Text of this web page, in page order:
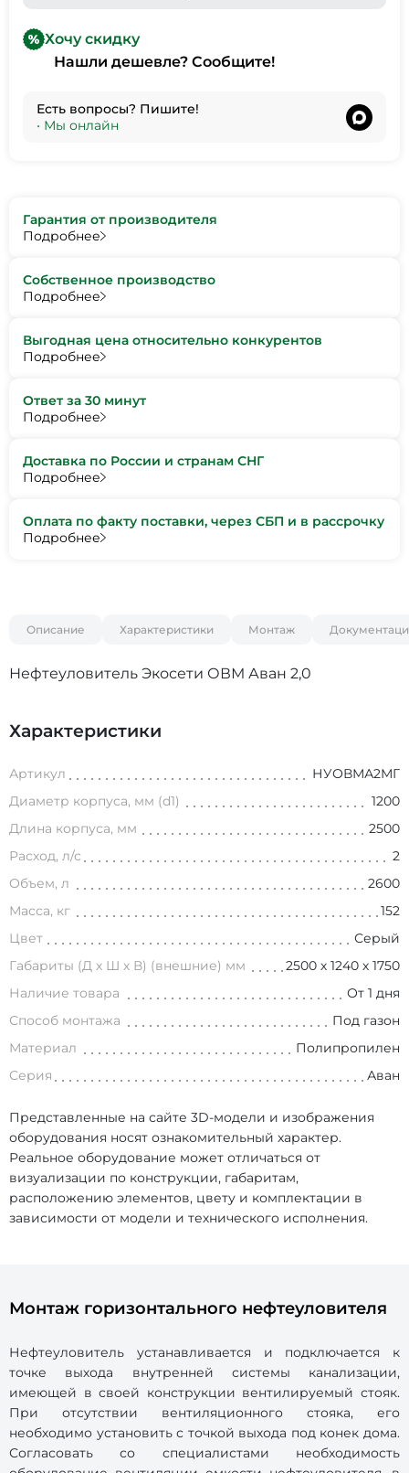
Хочу скидку
Нашли дешевле? Сообщите!
Есть вопросы? Пишите!
• Мы онлайн
Гарантия от производителя
Подробнее
Собственное производство
Подробнее
Выгодная цена относительно конкурентов
Подробнее
Ответ за 30 минут
Подробнее
Доставка по России и странам СНГ
Подробнее
Оплата по факту поставки, через СБП и в рассрочку
Подробнее
Описание Характеристики Монтаж
Нефтеуловитель Экосети ОВМ Аван 2,0
Характеристики
Артикул
НУОВМА2МГ
Диаметр корпуса, мм (d1)
1200
Длина корпуса, мм
2500
Расход, л/с
2
Объем, л
2600
Масса, кг
152
Цвет
Серый
Габариты (Д х Ш х В) (внешние) мм
2500 х 1240 х 1750
Наличие товара
От 1 дня
Способ монтажа
Под газон
Материал
Полипропилен
Серия
Аван
Представленные на сайте 3D-модели и изображения
оборудования носят ознакомительный характер.
Реальное оборудование может отличаться от
визуализации по конструкции, габаритам,
расположению элементов, цвету и комплектации в
зависимости от модели и технического исполнения.
Монтаж горизонтального нефтеуловителя
Нефтеуловитель устанавливается и подключается к
точке выхода внутренней системы канализации,
имеющей в своей конструкции вентилируемый стояк.
При отсутствии вентиляционного стояка, его
необходимо установить с точкой выхода под конек дома.
Согласовать со специалистами необходимость